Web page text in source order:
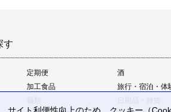
す
定期便
酒
加工食品
旅行・宿泊・体
サイト利便性向上のため、クッキー（